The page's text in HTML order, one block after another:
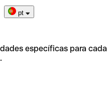
pt
específicas para cada